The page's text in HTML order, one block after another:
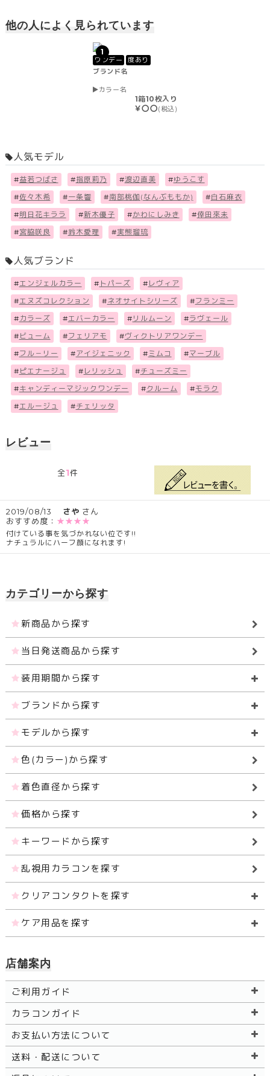
他の人によく見られています
1
ワンデー
度あり
ブランド名
カラー名
1箱10枚入り
￥〇〇(税込)
人気モデル
#益若つばさ #指原莉乃 #渡辺直美 #ゆうこす
#佐々木希 #一条響 #南部桃伽(なんぶももか) #白石麻衣
#明日花キララ #新木優子 #かわにしみき #倖田來未
#宮脇咲良 #鈴木愛理 #実熊瑠琉
人気ブランド
#エンジェルカラー # トパーズ # レヴィア
#エヌズコレクション #ネオサイトシリーズ #フランミー
# カラーズ #エバーカラー # リルムーン #ラヴェール
# ビューム #フェリアモ #ヴィクトリアワンデー
#フル－リー #アイジェニック #ミムコ #マーブル
# ピエナージュ # レリッシュ #チューズミー
#キャンディーマジックワンデー #クルーム #モラク
#エルージュ #チェリッタ
レビュー
全1件
2019/08/13 さや さん
おすすめ度： ★★★★
付けている事を気づかれない位です!!
ナチュラルにハーフ顔になれます!
カテゴリーから探す
新商品から探す
当日発送商品から探す
装用期間から探す
ブランドから探す
モデルから探す
色(カラー)から探す
着色直径から探す
価格から探す
キーワードから探す
乱視用カラコンを探す
クリアコンタクトを探す
ケア用品を探す
店舗案内
ご利用ガイド
カラコンガイド
お支払い方法について
送料・配送について